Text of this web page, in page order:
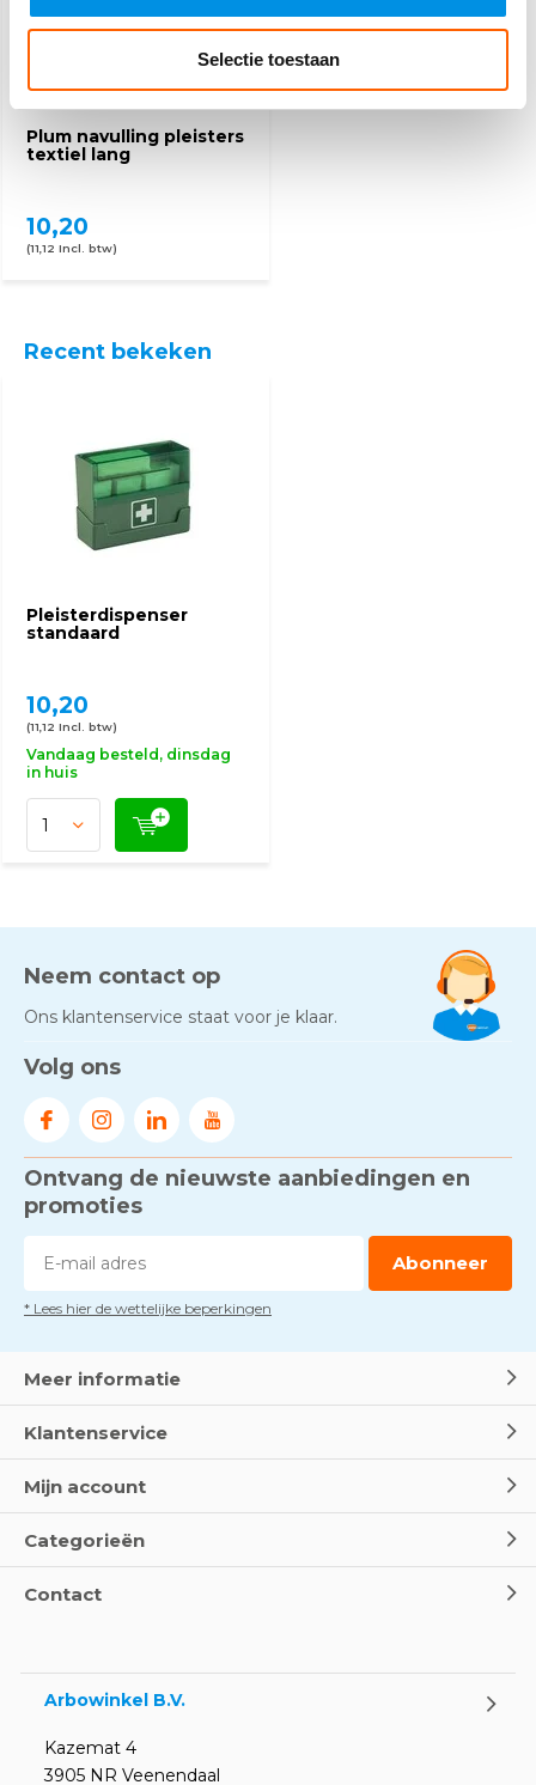
Selectie toestaan
Plum navulling pleisters
textiel lang
10,20
(11,12 Incl. btw)
Recent bekeken
Pleisterdispenser
standaard
10,20
(11,12 Incl. btw)
Vandaag besteld, dinsdag
in huis
Neem contact op
Ons klantenservice staat voor je klaar.
Volg ons
Ontvang de nieuwste aanbiedingen en
promoties
Abonneer
* Lees hier de wettelijke beperkingen
Meer informatie
Klantenservice
Mijn account
Categorieën
Contact
Arbowinkel B.V.
Kazemat 4
3905 NR Veenendaal